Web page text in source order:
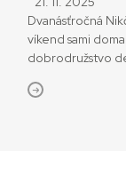
Dvanásťročná
víkend sami
dobrodružstvo
ktorý zaujal